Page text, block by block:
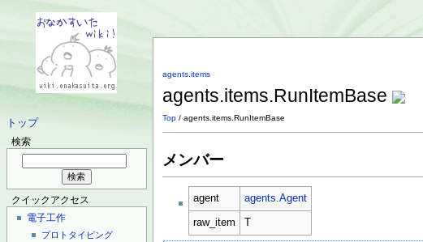
トップ
検索
クイックアクセス
電子工作
プロトタイピング
agents.items
agents.items.RunItemBase
Top / agents.items.RunItemBase
メンバー
agent agents.Agent
raw_item